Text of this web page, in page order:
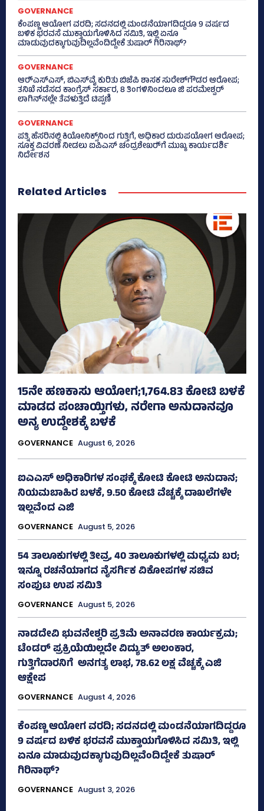
GOVERNANCE
ಕೆಂಪಣ್ಣ ಆಯೋಗ ವರದಿ; ಸದನದಲ್ಲಿ ಮಂಡನೆಯಾಗದಿದ್ದರೂ 9 ವರ್ಷದ
ಬಳಿಕ ಭರವಸೆ ಮುಕ್ತಾಯಗೊಳಿಸಿದ ಸಮಿತಿ, ಇಲ್ಲಿ ಏನೂ
ಮಾಡುವುದಕ್ಕಾಗುವುದಿಲ್ಲವೆಂದಿದ್ದೇಕೆ ತುಷಾರ್ ಗಿರಿನಾಥ್?
GOVERNANCE
ಆರ್‍‌ಎಸ್‌ಎಸ್‌, ಬಿಎಸ್‌ವೈ ಕುರಿತು ಬಿಜೆಪಿ ಶಾಸಕ ಸುರೇಶ್‌ಗೌಡರ ಆರೋಪ;
ತನಿಖೆ ನಡೆಸದ ಕಾಂಗ್ರೆಸ್‌ ಸರ್ಕಾರ, 8 ತಿಂಗಳಿನಿಂದಲೂ ಜಿ ಪರಮೇಶ್ವರ್
ಲಾಗಿನ್‌ನಲ್ಲೇ ತೆವಳುತ್ತಿದೆ ಟಿಪ್ಪಣಿ
GOVERNANCE
ಪತ್ನಿ ಹೆಸರಿನಲ್ಲಿ ಕಿಯೋನಿಕ್ಸ್‌ನಿಂದ ಗುತ್ತಿಗೆ, ಅಧಿಕಾರ ದುರುಪಯೋಗ ಆರೋಪ;
ಸೂಕ್ತ ವಿವರಣೆ ನೀಡಲು ಐಪಿಎಸ್‌ ಚಂದ್ರಶೇಖರ್‍‌ಗೆ ಮುಖ್ಯ ಕಾರ್ಯದರ್ಶಿ
ನಿರ್ದೇಶನ
Related Articles
15ನೇ ಹಣಕಾಸು ಆಯೋಗ;1,764.83 ಕೋಟಿ ಬಳಕೆ
ಮಾಡದ ಪಂಚಾಯ್ತಿಗಳು, ನರೇಗಾ ಅನುದಾನವೂ
ಅನ್ಯ ಉದ್ದೇಶಕ್ಕೆ ಬಳಕೆ
GOVERNANCE August 6, 2026
ಐಎಎಸ್‌ ಅಧಿಕಾರಿಗಳ ಸಂಘಕ್ಕೆ ಕೋಟಿ ಕೋಟಿ ಅನುದಾನ;
ನಿಯಮಬಾಹಿರ ಬಳಕೆ, 9.50 ಕೋಟಿ ವೆಚ್ಚಕ್ಕೆ ದಾಖಲೆಗಳೇ
ಇಲ್ಲವೆಂದ ಎಜಿ
GOVERNANCE August 5, 2026
54 ತಾಲೂಕುಗಳಲ್ಲಿ ತೀವ್ರ, 40 ತಾಲೂಕುಗಳಲ್ಲಿ ಮಧ್ಯಮ ಬರ;
ಇನ್ನೂ ರಚನೆಯಾಗದ ನೈಸರ್ಗಿಕ ವಿಕೋಪಗಳ ಸಚಿವ
ಸಂಪುಟ ಉಪ ಸಮಿತಿ
GOVERNANCE August 5, 2026
ನಾಡದೇವಿ ಭುವನೇಶ್ವರಿ ಪ್ರತಿಮೆ ಅನಾವರಣ ಕಾರ್ಯಕ್ರಮ;
ಟೆಂಡರ್ ಪ್ರಕ್ರಿಯೆಯಿಲ್ಲದೇ ವಿದ್ಯುತ್‌ ಅಲಂಕಾರ,
ಗುತ್ತಿಗೆದಾರನಿಗೆ ಅನಗತ್ಯ ಲಾಭ, 78.62 ಲಕ್ಷ ವೆಚ್ಚಕ್ಕೆ ಎಜಿ
ಆಕ್ಷೇಪ
GOVERNANCE August 4, 2026
ಕೆಂಪಣ್ಣ ಆಯೋಗ ವರದಿ; ಸದನದಲ್ಲಿ ಮಂಡನೆಯಾಗದಿದ್ದರೂ
9 ವರ್ಷದ ಬಳಿಕ ಭರವಸೆ ಮುಕ್ತಾಯಗೊಳಿಸಿದ ಸಮಿತಿ, ಇಲ್ಲಿ
ಏನೂ ಮಾಡುವುದಕ್ಕಾಗುವುದಿಲ್ಲವೆಂದಿದ್ದೇಕೆ ತುಷಾರ್
ಗಿರಿನಾಥ್?
GOVERNANCE August 3, 2026